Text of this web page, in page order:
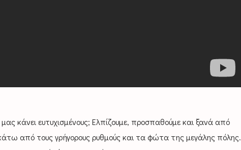
κάνει ευτυχισμένους; Ελπίζουμε, προσπαθούμε και ξανά από
από τους γρήγορους ρυθμούς και τα φώτα της μεγάλης πόλης.